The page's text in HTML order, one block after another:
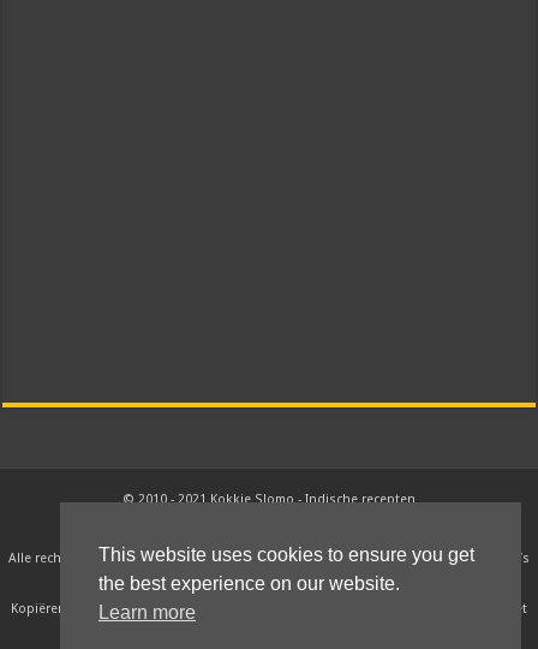
© 2010 - 2021 Kokkie Slomo - Indische recepten
Alle rechten van intellectueel eigendom betreffende deze recepten, teksten en foto’s
liggen bij Kokkieslomo.nl.
Kopiëren, verspreiden en ander gebruik van deze recepten, teksten en foto’s is niet
This website uses cookies to ensure you get
the best experience on our website.
Learn more